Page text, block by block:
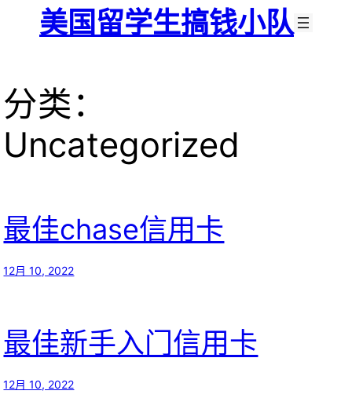
美国留学生搞钱小队
分类：
Uncategorized
最佳chase信用卡
12月 10, 2022
最佳新手入门信用卡
12月 10, 2022